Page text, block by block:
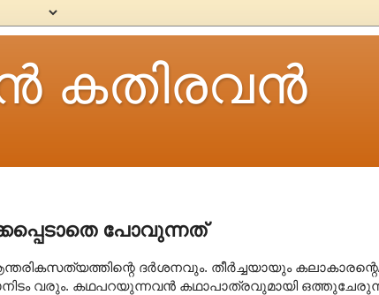
കതിരവന്‍
പോവുന്നത്
ദർശനവും. തീർച്ചയായും
വരും. കഥപറയുന്നവൻ കഥാപാത്രവുമായി